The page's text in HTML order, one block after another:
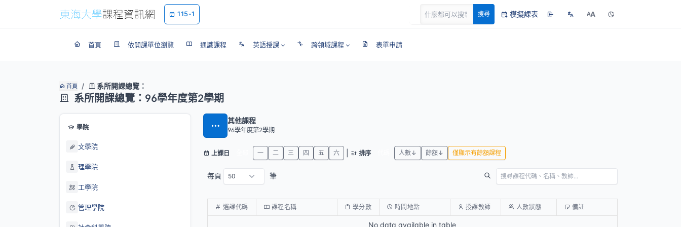
115-1 搜尋 模擬課表 AA
首頁 依開課單位瀏覽 通識課程 英語授課 跨領域課程 表單申請
首頁 系所開課總覽：
系所開課總覽：96學年度第2學期
學院
文學院
理學院
工學院
管理學院
其他課程
96學年度第2學期
上課日 一 二 三 四 五 六 排序 人數↓ 餘額↓ 僅顯示有餘額課程
每頁 筆
選課代碼 課程名稱 學分數 時間地點 授課教師 人數狀態 備註
No data available in table